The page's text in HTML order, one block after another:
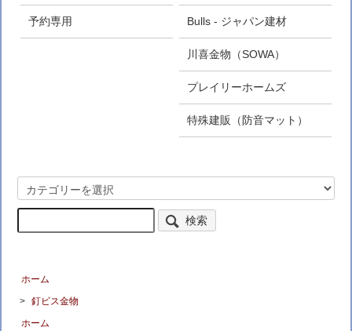
予約専用 Bulls - ジャパン建材
川喜金物（SOWA）
プレイリーホームズ
特殊建販（防音マット）
検索
ホーム
> 釘ビス金物
ホーム